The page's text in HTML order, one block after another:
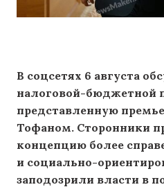
В соцсетях 6 августа
налоговой-бюджетной
представленную
Тофаном. Сторонники
концепцию более
и социально-
заподозрили власти в